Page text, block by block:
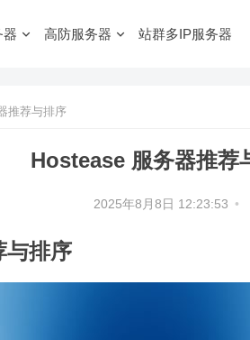
器 高防服务器 站群多IP服务器
推荐与排序
Hostease 服务器推荐
2025年8月8日 12:23:53 •
与排序